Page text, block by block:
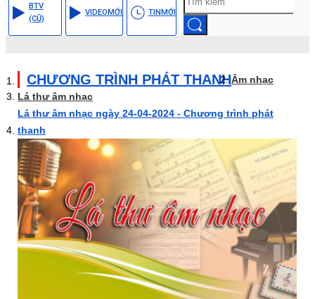
BTV
(CŨ)
VIDEOMỚI TINMỚI
CHƯƠNG TRÌNH PHÁT THANHÂm nhạc
Lá thư âm nhạc
Lá thư âm nhạc ngày 24-04-2024 - Chương trình phát
thanh